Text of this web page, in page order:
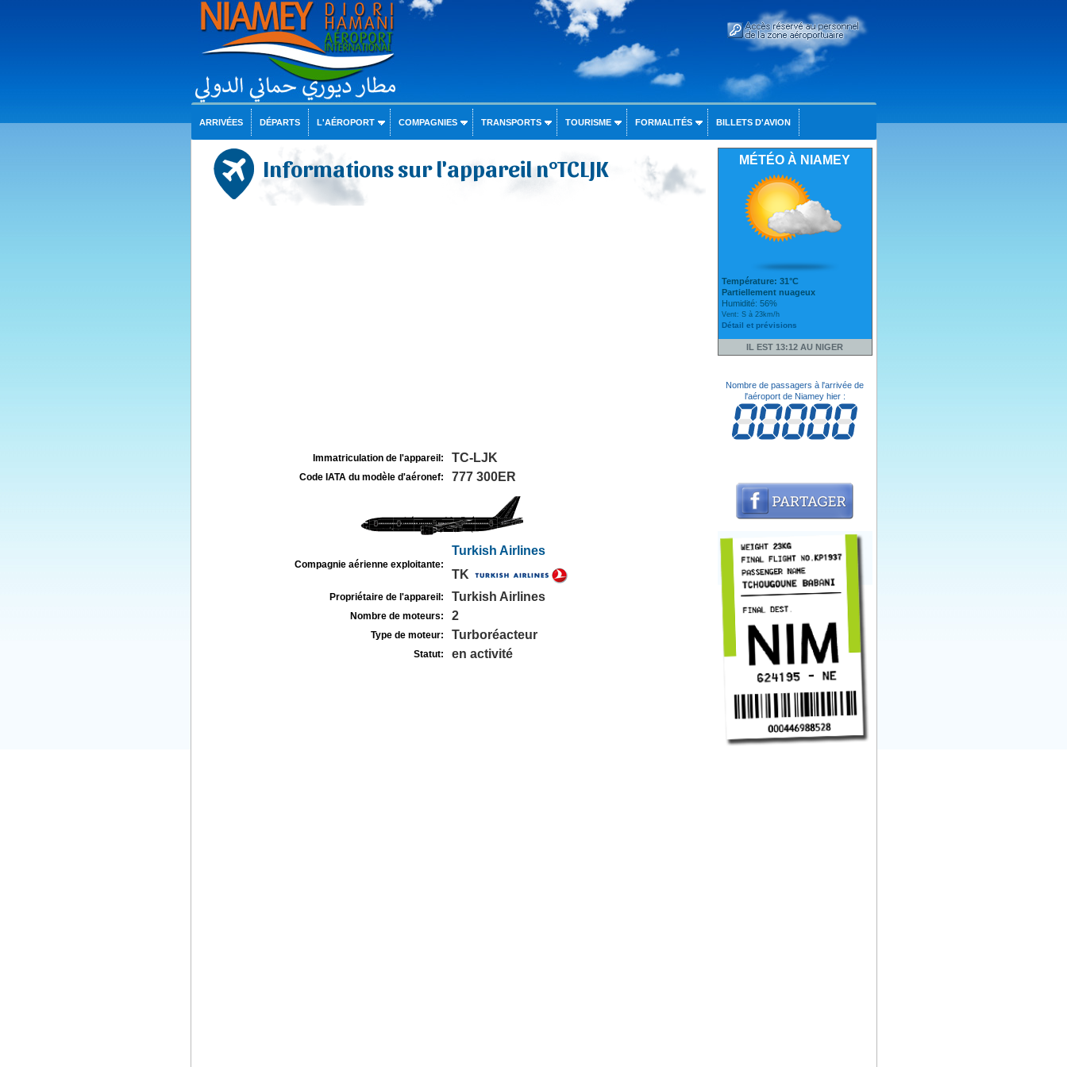
ARRIVÉES DÉPARTS L'AÉROPORT COMPAGNIES TRANSPORTS TOURISME FORMALITÉS BILLETS D'AVION
Informations sur l'appareil n°TCLJK
Immatriculation de l'appareil: TC-LJK
Code IATA du modèle d'aéronef: 777 300ER
Compagnie aérienne exploitante:
Turkish Airlines
TK
Propriétaire de l'appareil: Turkish Airlines
Nombre de moteurs: 2
Type de moteur: Turboréacteur
Statut: en activité
MÉTÉO À NIAMEY
Température: 31°C
Partiellement nuageux
Humidité: 56%
Vent: S à 23km/h
Détail et prévisions
IL EST 13:12 AU NIGER
Nombre de passagers à l'arrivée de
l'aéroport de Niamey hier :